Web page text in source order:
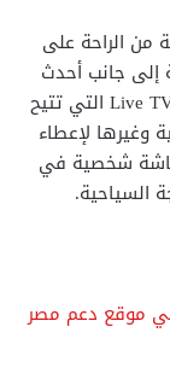
من الراحة على
إلى جانب أحدث
تقنيات الترفيه والاتصال بالإنترنت وخاصية ال Live TV التي تتيح
وغيرها لإعطاء
شاشة شخصية في
السياحية.
موقع دعم مصر